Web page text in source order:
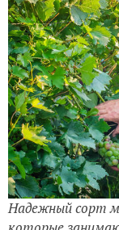
Надежный сорт